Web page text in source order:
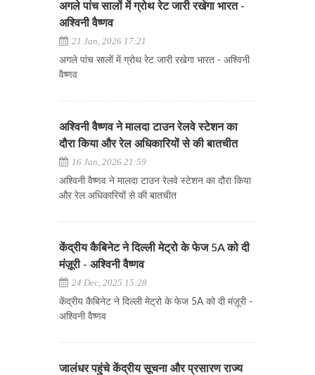
अगले पांच सालों में ग्रोथ रेट जारी रखेगा भारत -
अश्विनी वैष्णव
21 Jan, 2026 17:21
अगले पांच सालों में ग्रोथ रेट जारी रखेगा भारत - अश्विनी
वैष्णव
अश्विनी वैष्णव ने मालदा टाउन रेलवे स्टेशन का
दौरा किया और रेल अधिकारियों से की बातचीत
16 Jan, 2026 21:59
अश्विनी वैष्णव ने मालदा टाउन रेलवे स्टेशन का दौरा किया
और रेल अधिकारियों से की बातचीत
केंद्रीय कैबिनेट ने दिल्ली मेट्रो के फेज 5A को दी
मंज़ूरी - अश्विनी वैष्णव
24 Dec, 2025 15:28
केंद्रीय कैबिनेट ने दिल्ली मेट्रो के फेज 5A को दी मंज़ूरी -
अश्विनी वैष्णव
जालंधर पहुंचे केंद्रीय सूचना और प्रसारण राज्य